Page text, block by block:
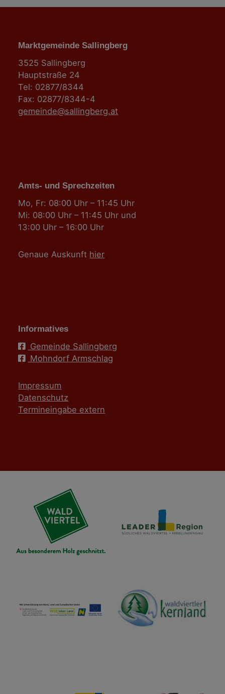
Marktgemeinde Sallingberg
3525 Sallingberg
Hauptstraße 24
Tel: 02877/8344
Fax: 02877/8344-4
gemeinde@sallingberg.at
Amts- und Sprechzeiten
Mo, Fr: 08:00 Uhr – 11:45 Uhr
Mi: 08:00 Uhr – 11:45 Uhr und
13:00 Uhr – 16:00 Uhr
Genaue Auskunft hier
Informatives
Gemeinde Sallingberg
Mohndorf Armschlag
Impressum
Datenschutz
Termineingabe extern